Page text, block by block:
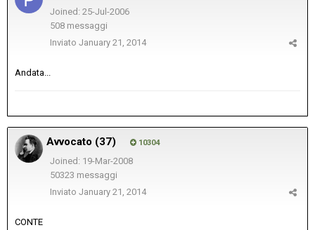
Joined: 25-Jul-2006
508 messaggi
Inviato January 21, 2014
Andata...
Avvocato (37) 10304
Joined: 19-Mar-2008
50323 messaggi
Inviato January 21, 2014
CONTE